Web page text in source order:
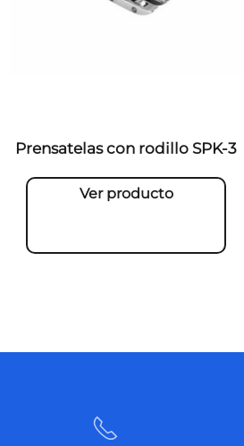
Prensatelas con rodillo SPK-3
Ver producto